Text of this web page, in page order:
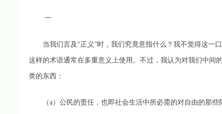
一
当我们言及“正义”时，我们究竟意指什么？我不觉得这一
这样的术语通常在多重意义上使用。不过，我认为对我们中间
类的东西：
（a）公民的责任，也即社会生活中所必需的对自由的那些